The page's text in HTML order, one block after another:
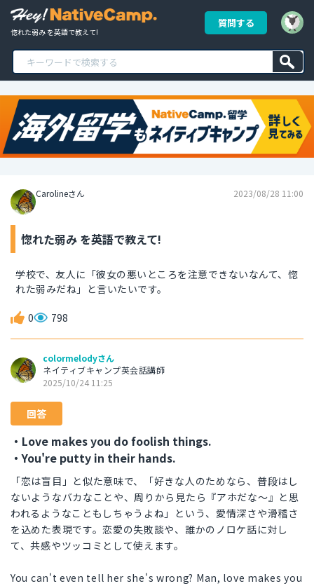
惚れた弱み を英語で教えて!
質問する
Carolineさん 2023/08/28 11:00
惚れた弱み を英語で教えて!
学校で、友人に「彼女の悪いところを注意できないなんて、惚
れた弱みだね」と言いたいです。
0 798
colormelodyさん
ネイティブキャンプ英会話講師
2025/10/24 11:25
回答
・Love makes you do foolish things.
・You're putty in their hands.
「恋は盲目」と似た意味で、「好きな人のためなら、普段はし
ないようなバカなことや、周りから見たら『アホだな〜』と思
われるようなこともしちゃうよね」という、愛情深さや滑稽さ
を込めた表現です。恋愛の失敗談や、誰かのノロケ話に対し
て、共感やツッコミとして使えます。
You can't even tell her she's wrong? Man, love makes you